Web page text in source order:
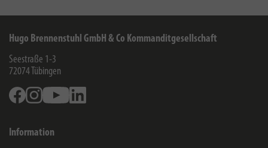
Hugo Brennenstuhl GmbH & Co Kommanditgesellschaft
Seestraße 1-3
72074 Tübingen
FacebookInstagramYoutube
Information